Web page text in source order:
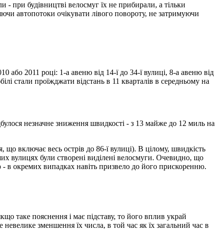
при будівництві велосмуг їх не прибирали, а тільки
автопотоки очікувати лівого повороту, не затримуючи
або 2011 році: 1-а авеню від 14-ї до 34-ї вулиці, 8-а авеню від
стали проїжджати відстань в 11 кварталів в середньому на
незначне зниження швидкості - з 13 майже до 12 миль на
що включає весь острів до 86-ї вулиці). В цілому, швидкість
вулицях були створені виділені велосмуги. Очевидно, що
в окремих випадках навіть призвело до його прискоренню.
таке пояснення і має підставу, то його вплив украй
зменшення їх числа, в той час як їх загальний час в